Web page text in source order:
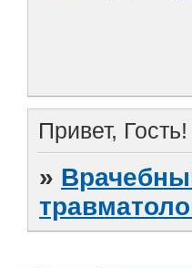
Привет, Гость!
»